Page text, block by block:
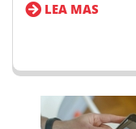
LEA MAS